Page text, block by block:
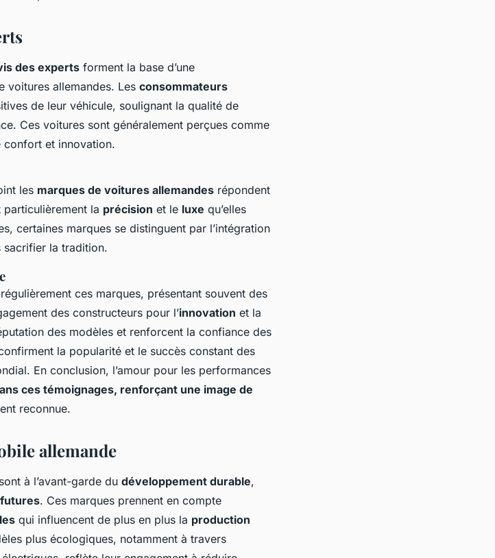
des experts forment la base d’une
voitures allemandes. Les consommateurs
de leur véhicule, soulignant la qualité de
Ces voitures sont généralement perçues comme
confort et innovation.
les marques de voitures allemandes répondent
la précision et le luxe qu’elles
certaines marques se distinguent par l’intégration
sacrifier la tradition.
ces marques, présentant souvent des
des constructeurs pour l’innovation et la
des modèles et renforcent la confiance des
la popularité et le succès constant des
En conclusion, l’amour pour les performances
ces témoignages, renforçant une image de
reconnue.
allemande
sont à l’avant-garde du développement durable,
. Ces marques prennent en compte
qui influencent de plus en plus la production
plus écologiques, notamment à travers